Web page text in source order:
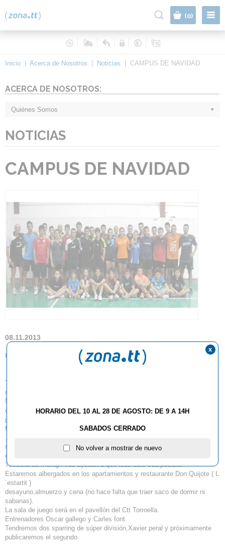
(0)
Inicio Acerca de Nosotros Noticias CAMPUS DE NAVIDAD
ACERCA DE NOSOTROS:
Quiénes Somos
NOTICIAS
CAMPUS DE NAVIDAD
08.11.2013
Hola a todos/as,
Tal y como ya os habíamos comentado al Agosto,os informamos que
definitivamente haremos el Campus de navidad en Torroella de
Montgrï,del 27 al 30
de diciembre.La verdad que hemos conseguido hacer un buen grupo de
jugadores/as,de edades diversas,pero con la única intención de entrenar
fuerte,pasar-lo bien y disfrutar al máximo de vuestra compañía
.Agradecer,una vez
mas,la colaboración de Josep Maria gòmez y padre,que juntamente con
el club de
Torroella de Montgrï nos ayudan a que todo esto sea posible.
Estaremos albergados en los apartamientos y restaurante Don Quijote ( L
´estartit )
desayuno,almuerzo y cena (no hace falta que traer saco de dormir ni
sabanas).
La sala de juego será en el pavellón del Ctt Torroella.
Entrenadores Oscar gallego y Carles font.
Tendremos dos sparring de súper división,Xavier peral y próximamente
publicaremos el segundo.
HORARIO DEL 10 AL 28 DE AGOSTO: DE 9 A 14H
SABADOS CERRADO
No volver a mostrar de nuevo
x